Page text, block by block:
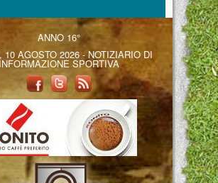
ANNO 16°
10 AGOSTO 2026 - NOTIZIARIO DI
INFORMAZIONE SPORTIVA